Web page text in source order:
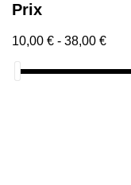
Prix
10,00 € - 38,00 €